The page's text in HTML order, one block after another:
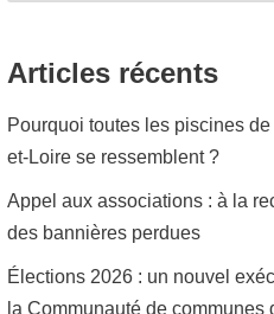
Articles récents
Pourquoi toutes les piscines
et-Loire se ressemblent ?
Appel aux associations : à la
des bannières perdues
Élections 2026 : un nouvel
la Communauté de communes